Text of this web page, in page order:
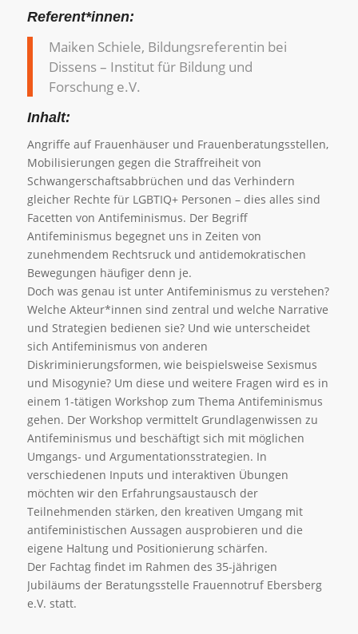
Referent*innen:
Maiken Schiele, Bildungsreferentin bei
Dissens – Institut für Bildung und
Forschung e.V.
Inhalt:
Angriffe auf Frauenhäuser und Frauenberatungsstellen,
Mobilisierungen gegen die Straffreiheit von
Schwangerschaftsabbrüchen und das Verhindern
gleicher Rechte für LGBTIQ+ Personen – dies alles sind
Facetten von Antifeminismus. Der Begriff
Antifeminismus begegnet uns in Zeiten von
zunehmendem Rechtsruck und antidemokratischen
Bewegungen häufiger denn je.
Doch was genau ist unter Antifeminismus zu verstehen?
Welche Akteur*innen sind zentral und welche Narrative
und Strategien bedienen sie? Und wie unterscheidet
sich Antifeminismus von anderen
Diskriminierungsformen, wie beispielsweise Sexismus
und Misogynie? Um diese und weitere Fragen wird es in
einem 1-tätigen Workshop zum Thema Antifeminismus
gehen. Der Workshop vermittelt Grundlagenwissen zu
Antifeminismus und beschäftigt sich mit möglichen
Umgangs- und Argumentationsstrategien. In
verschiedenen Inputs und interaktiven Übungen
möchten wir den Erfahrungsaustausch der
Teilnehmenden stärken, den kreativen Umgang mit
antifeministischen Aussagen ausprobieren und die
eigene Haltung und Positionierung schärfen.
Der Fachtag findet im Rahmen des 35-jährigen
Jubiläums der Beratungsstelle Frauennotruf Ebersberg
e.V. statt.